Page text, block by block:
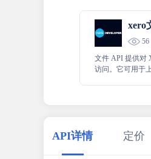
xero
56
文件 API 提供对
访问。它可用于
API详情 定价